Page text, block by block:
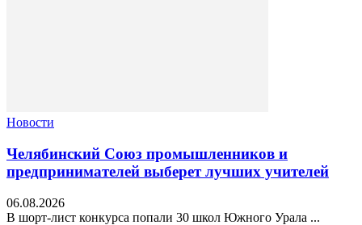
Новости
Челябинский Союз промышленников и
предпринимателей выберет лучших учителей
06.08.2026
В шорт‑лист конкурса попали 30 школ Южного Урала ...